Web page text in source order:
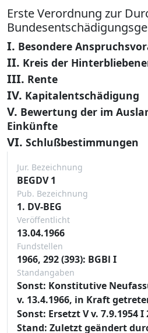
Erste Verordnung zur
I. Besondere
II. Kreis der
III. Rente
IV. Kapitalentschädigung
V. Bewertung der im
Einkünfte
VI. Schlußbestimmungen
Jur. Bezeichnung
BEGDV 1
Pub. Bezeichnung
1. DV-BEG
Veröffentlicht
13.04.1966
Fundstellen
1966, 292 (393): BGBl I
Standangaben
Sonst: Konstitutive
v. 13.4.1966, in Kraft
Sonst: Ersetzt V v. 7.9.1954 I
Stand: Zuletzt geändert